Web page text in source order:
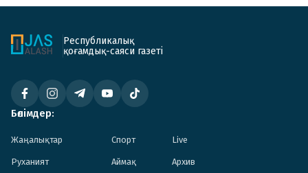
Республикалық
қоғамдық-саяси газеті
Бөлімдер:
Жаңалықтар Спорт Live
Руханият Аймақ Архив